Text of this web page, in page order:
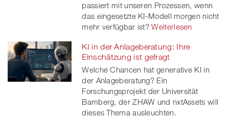
passiert mit unseren Prozessen, wenn
das eingesetzte KI-Modell morgen nicht
mehr verfügbar ist? Weiterlesen
KI in der Anlageberatung: Ihre
Einschätzung ist gefragt
Welche Chancen hat generative KI in
der Anlageberatung? Ein
Forschungsprojekt der Universität
Bamberg, der ZHAW und nxtAssets will
dieses Thema ausleuchten.